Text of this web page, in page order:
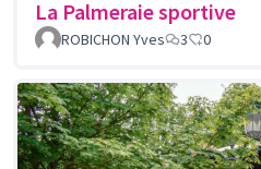
La Palmeraie sportive
ROBICHON Yves
3 0